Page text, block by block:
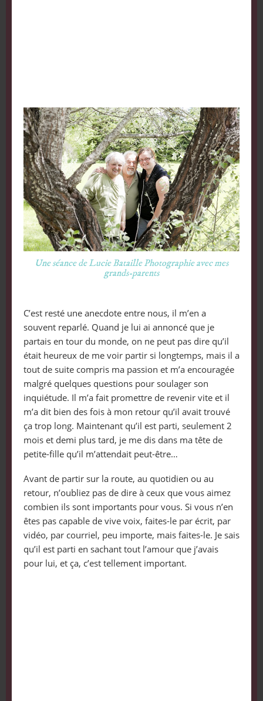
Une séance de Lucie Bataille Photographie avec mes
grands-parents
C’est resté une anecdote entre nous, il m’en a
souvent reparlé. Quand je lui ai annoncé que je
partais en tour du monde, on ne peut pas dire qu’il
était heureux de me voir partir si longtemps, mais il a
tout de suite compris ma passion et m’a encouragée
malgré quelques questions pour soulager son
inquiétude. Il m’a fait promettre de revenir vite et il
m’a dit bien des fois à mon retour qu’il avait trouvé
ça trop long. Maintenant qu’il est parti, seulement 2
mois et demi plus tard, je me dis dans ma tête de
petite-fille qu’il m’attendait peut-être…
Avant de partir sur la route, au quotidien ou au
retour, n’oubliez pas de dire à ceux que vous aimez
combien ils sont importants pour vous. Si vous n’en
êtes pas capable de vive voix, faites-le par écrit, par
vidéo, par courriel, peu importe, mais faites-le. Je sais
qu’il est parti en sachant tout l’amour que j’avais
pour lui, et ça, c’est tellement important.